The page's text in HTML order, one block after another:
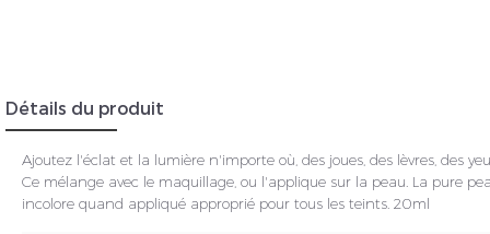
Détails du produit
Ajoutez l'éclat et la lumière n'importe où, des joues, des lèvres, des
Ce mélange avec le maquillage, ou l'applique sur la peau. La pure
incolore quand appliqué approprié pour tous les teints. 20ml